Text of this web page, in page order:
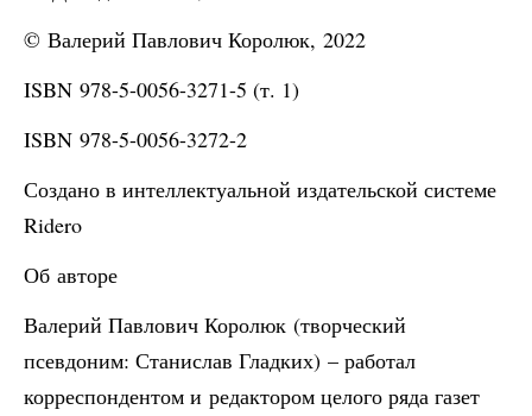
© Валерий Павлович Королюк, 2022
ISBN 978-5-0056-3271-5 (т. 1)
ISBN 978-5-0056-3272-2
Создано в интеллектуальной издательской системе
Ridero
Об авторе
Валерий Павлович Королюк (творческий
псевдоним: Станислав Гладких) – работал
корреспондентом и редактором целого ряда газет